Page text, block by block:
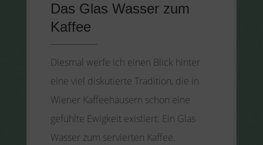
Das Glas Wasser zum
Kaffee
Diesmal werfe ich einen Blick hinter
eine viel diskutierte Tradition, die in
Wiener Kaffeehäusern schon eine
gefühlte Ewigkeit existiert: Ein Glas
Wasser zum servierten Kaffee.